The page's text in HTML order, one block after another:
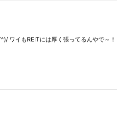
ワイもREITには厚く張ってるんやで～